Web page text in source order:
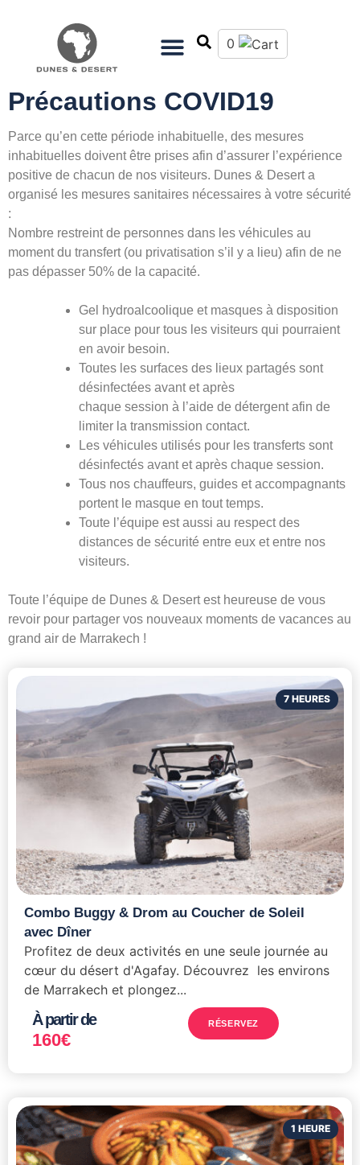
0
Précautions COVID19
Parce qu’en cette période inhabituelle, des mesures
inhabituelles doivent être prises afin d’assurer l’expérience
positive de chacun de nos visiteurs. Dunes & Desert a
organisé les mesures sanitaires nécessaires à votre sécurité
:
Nombre restreint de personnes dans les véhicules au
moment du transfert (ou privatisation s’il y a lieu) afin de ne
pas dépasser 50% de la capacité.
Gel hydroalcoolique et masques à disposition
sur place pour tous les visiteurs qui pourraient
en avoir besoin.
Toutes les surfaces des lieux partagés sont
désinfectées avant et après
chaque session à l’aide de détergent afin de
limiter la transmission contact.
Les véhicules utilisés pour les transferts sont
désinfectés avant et après chaque session.
Tous nos chauffeurs, guides et accompagnants
portent le masque en tout temps.
Toute l’équipe est aussi au respect des
distances de sécurité entre eux et entre nos
visiteurs.
Toute l’équipe de Dunes & Desert est heureuse de vous
revoir pour partager vos nouveaux moments de vacances au
grand air de Marrakech !
7 HEURES
Combo Buggy & Drom au Coucher de Soleil
avec Dîner
Profitez de deux activités en une seule journée au
cœur du désert d'Agafay. Découvrez les environs
de Marrakech et plongez...
À partir de
160€
RÉSERVEZ
1 HEURE